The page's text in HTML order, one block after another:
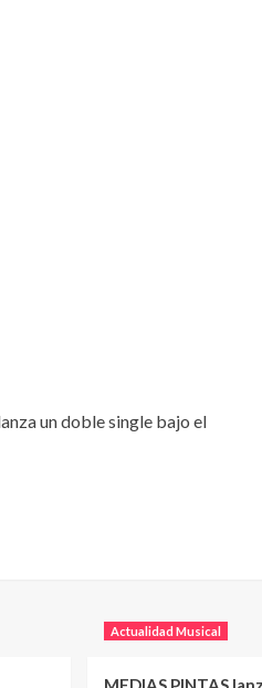
un doble single bajo el
Actualidad Musical